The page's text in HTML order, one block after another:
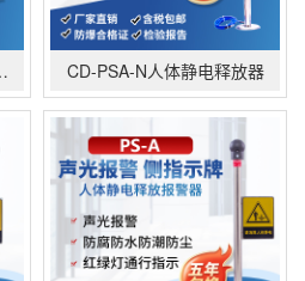
放报警器 CD-PSA-N人体静电释放器